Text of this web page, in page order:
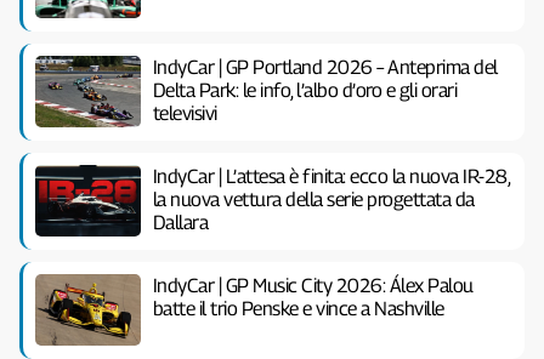
IndyCar | GP Portland 2026 – Anteprima del
Delta Park: le info, l’albo d’oro e gli orari
televisivi
IndyCar | L’attesa è finita: ecco la nuova IR-28,
la nuova vettura della serie progettata da
Dallara
IndyCar | GP Music City 2026: Álex Palou
batte il trio Penske e vince a Nashville